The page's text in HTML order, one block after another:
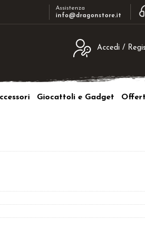
Assistenza
info@dragonstore.it
Accedi /
inserisci il nome
e poi clicca sul
sito clicca sul
Giocattoli e Gadget